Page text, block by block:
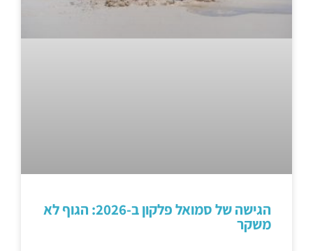
הגישה של סמואל פלקון ב-2026: הגוף לא
משקר